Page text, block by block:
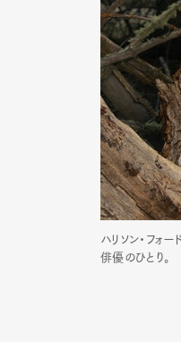
ハリソン・フォ
俳優のひとり。